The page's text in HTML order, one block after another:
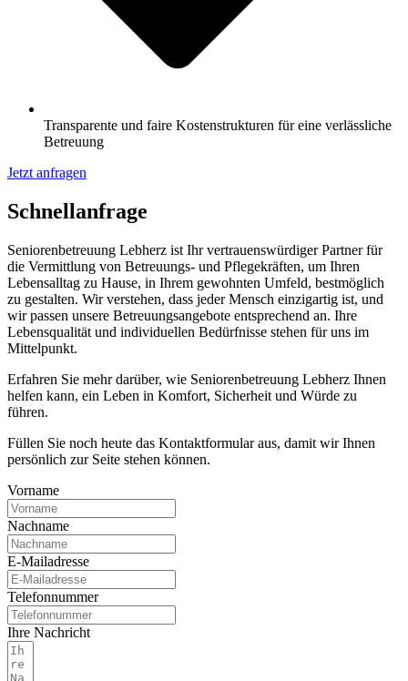
Transparente und faire Kostenstrukturen für eine verlässliche
Betreuung
Jetzt anfragen
Schnell­anfrage
Seniorenbetreuung Lebherz ist Ihr vertrauenswürdiger Partner für
die Vermittlung von Betreuungs- und Pflegekräften, um Ihren
Lebensalltag zu Hause, in Ihrem gewohnten Umfeld, bestmöglich
zu gestalten. Wir verstehen, dass jeder Mensch einzigartig ist, und
wir passen unsere Betreuungsangebote entsprechend an. Ihre
Lebensqualität und individuellen Bedürfnisse stehen für uns im
Mittelpunkt.
Erfahren Sie mehr darüber, wie Seniorenbetreuung Lebherz Ihnen
helfen kann, ein Leben in Komfort, Sicherheit und Würde zu
führen.
Füllen Sie noch heute das Kontaktformular aus, damit wir Ihnen
persönlich zur Seite stehen können.
Vorname
Nachname
E-Mailadresse
Telefonnummer
Ihre Nachricht